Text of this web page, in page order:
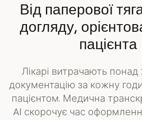
Від паперової
догляду,
пацієнта
Лікарі витрачають
документацію за кожну
пацієнтом. Медична
AI скорочує час